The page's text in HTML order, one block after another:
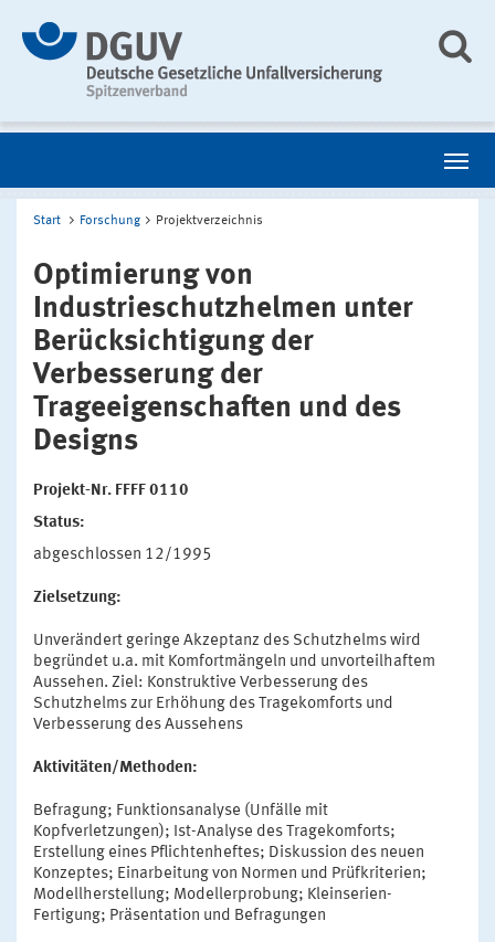
Start Forschung Projektverzeichnis
Optimierung von
Industrieschutzhelmen unter
Berücksichtigung der
Verbesserung der
Trageeigenschaften und des
Designs
Projekt-Nr. FFFF 0110
Status:
abgeschlossen 12/1995
Zielsetzung:
Unverändert geringe Akzeptanz des Schutzhelms wird
begründet u.a. mit Komfortmängeln und unvorteilhaftem
Aussehen. Ziel: Konstruktive Verbesserung des
Schutzhelms zur Erhöhung des Tragekomforts und
Verbesserung des Aussehens
Aktivitäten/Methoden:
Befragung; Funktionsanalyse (Unfälle mit
Kopfverletzungen); Ist-Analyse des Tragekomforts;
Erstellung eines Pflichtenheftes; Diskussion des neuen
Konzeptes; Einarbeitung von Normen und Prüfkriterien;
Modellherstellung; Modellerprobung; Kleinserien-
Fertigung; Präsentation und Befragungen